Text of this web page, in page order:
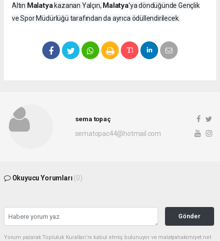
Altın Malatyakazanan Yalçın, Malatya’ya döndüğünde Gençlik
ve Spor Müdürlüğü tarafından da ayrıca ödüllendirilecek.
sema topaç
sematopac44@hotmail.com
Okuyucu Yorumları (0)
Gönder
Yorum yazarak Topluluk Kuralları’nı kabul etmiş bulunuyor ve malatyahakimiyet.net